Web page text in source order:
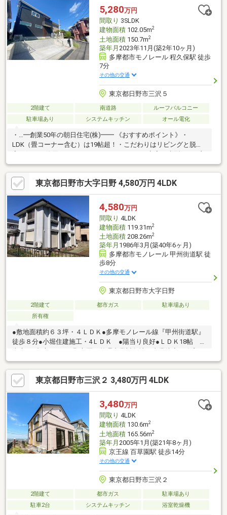
品の収納に便利です！
5,280万円
間取り 3SLDK
建物面積102.05m2
土地面積150.7m2
築年月 2023年11月(築2年10ヶ月)
多摩都市モノレール 程久保駅 徒歩
7分
その他の交通
東京都日野市三沢５
2階建て 南道路
ルーフバルコニー
駐車場あり
システムキッチン オール電化
・…━創業50年の朝日住宅(株)━━ 《おすすめポイント》・
LDK（畳コーナー含む）は19帖超！・こだわりはリビングと脱衣
関にSIC、1帖もある階段下収納♪・熱交換気ユニット、食洗器、
浴室乾燥機など充実設備♪・屋根付きルーフバルコニー♪・土地面
積45坪超の南道路整形地♪▼ファミリーマート 徒歩10分／スーパ
ーおおた 徒歩11分▼夢が丘小学校 徒歩11分／日野第三中学校 徒
歩15分住宅ローンや各種控除面など、最長50年ローンまで、お客
様に合った幅広い返済プランをご提案いたします！━━・・・
東京都日野市大字日野 4,580万円 4LDK
4,580万円
間取り 4LDK
建物面積119.31m2
土地面積208.26m2
築年月 1986年3月(築40年6ヶ月)
多摩都市モノレール 甲州街道駅 徒
歩8分
その他の交通
東京都日野市大字日野
2階建て 都市ガス
駐車場あり
所有権
●敷地面積約６３坪・４ＬＤＫ●多摩モノレール線『甲州街道駅』
徒歩８分●小堀住建施工・4ＬＤＫ ●陽当り良好●ＬＤＫ18帖 ●
５～１７年着工予定） 道路新設６ｍに接する予定○現況引渡し○
売主の契約不適合免責○司法書士売主指定
東京都日野市三沢２ 3,480万円 4LDK
3,480万円
間取り 4LDK
建物面積130.6m2
土地面積165.56m2
築年月 2005年1月(築21年8ヶ月)
京王線 百草園駅 徒歩14分
その他の交通
東京都日野市三沢２
2階建て 都市ガス
駐車場あり
駐車2台
システムキッチン 浴室乾燥機